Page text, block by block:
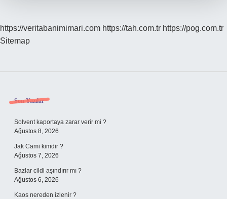
https://veritabanimimari.com https://tah.com.tr https://pog.com.tr
Sitemap
Sidebar
Son Yazılar
Solvent kaportaya zarar verir mi ?
Ağustos 8, 2026
Jak Cami kimdir ?
Ağustos 7, 2026
Bazlar cildi aşındırır mı ?
Ağustos 6, 2026
Kaos nereden izlenir ?